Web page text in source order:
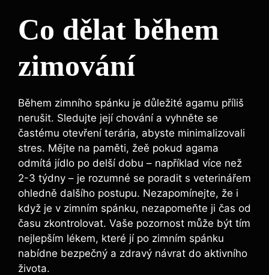
Co dělat během
zimování
Během zimního spánku je důležité agamu příliš
nerušit. Sledujte její chování a vyhněte se
častému otevření terária, abyste minimalizovali
stres. Mějte na paměti, žeě pokud agama
odmítá jídlo po delší dobu – například více než
2-3 týdny – je rozumné se poradit s veterinářem
ohledně dalšího postupu. Nezapomínejte, že i
když je v zimním spánku, nezapomeňte ji čas od
času zkontrolovat. Vaše pozornost může být tím
nejlepším lékem, které jí po zimním spánku
nabídne bezpečný a zdravý návrat do aktivního
života.